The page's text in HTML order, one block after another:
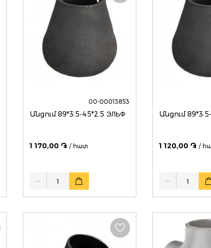
00-00013853
Անցում 89*3.5-45*2.5 ЭЛЬФ
1 170,00 ֏ / հատ 1 120,00 ֏ /